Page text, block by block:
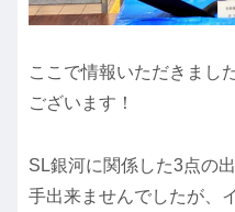
ここで情報いただきまし
ございます！
SL銀河に関係した3点の
手出来ませんでしたが、